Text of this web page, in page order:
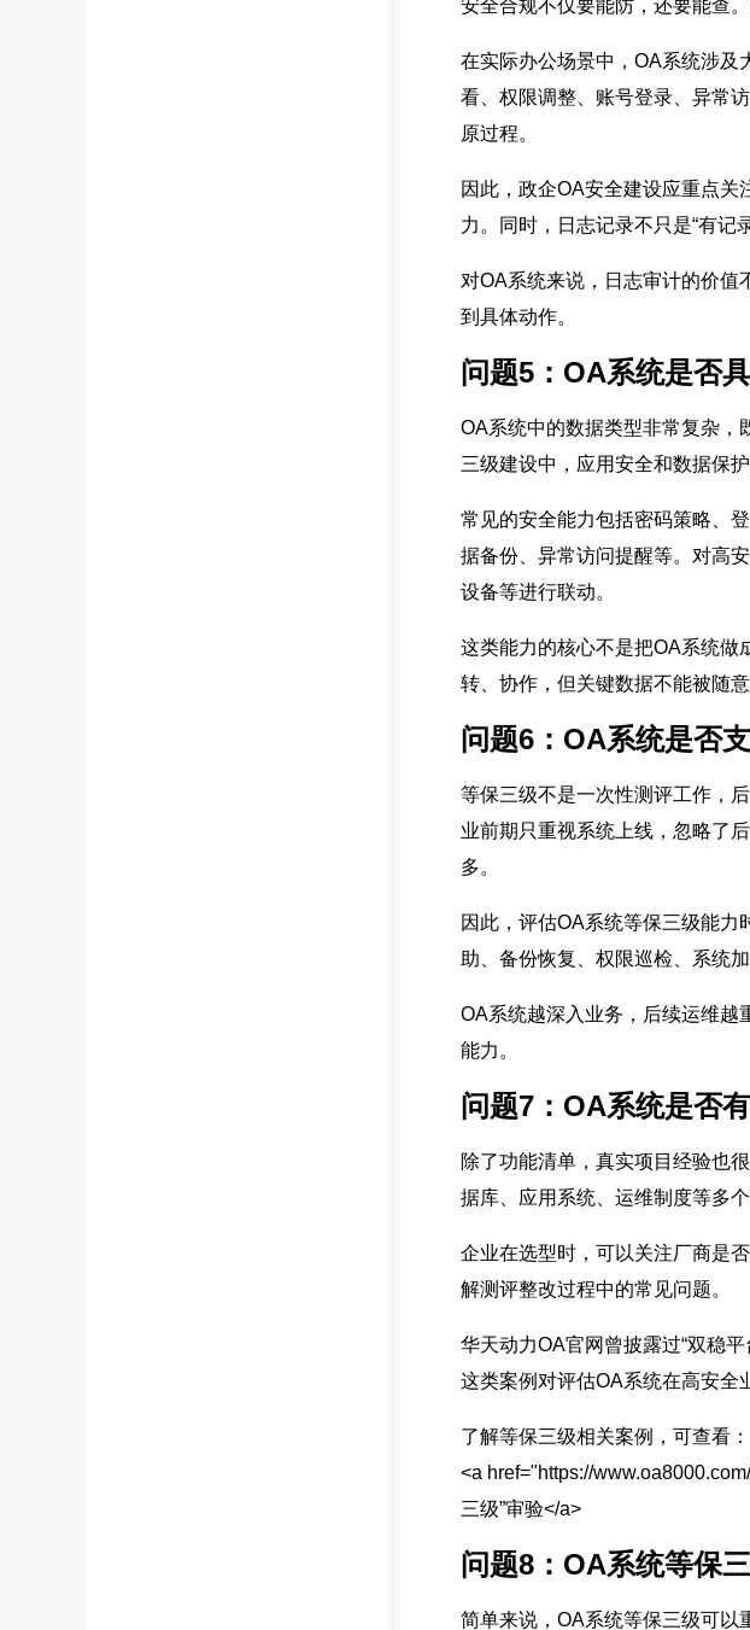
安全合规不仅要能防，还要能查
在实际办公场景中，OA系统涉及
看、权限调整、账号登录、异常
原过程。
因此，政企OA安全建设应重点
力。同时，日志记录不只是“有记
对OA系统来说，日志审计的价值
到具体动作。
问题5：OA系统是否
OA系统中的数据类型非常复杂，
三级建设中，应用安全和数据保
常见的安全能力包括密码策略、
据备份、异常访问提醒等。对高
设备等进行联动。
这类能力的核心不是把OA系统做
转、协作，但关键数据不能被随
问题6：OA系统是否
等保三级不是一次性测评工作，
业前期只重视系统上线，忽略了
多。
因此，评估OA系统等保三级能
助、备份恢复、权限巡检、系统加
OA系统越深入业务，后续运维越
能力。
问题7：OA系统是否
除了功能清单，真实项目经验也
据库、应用系统、运维制度等多
企业在选型时，可以关注厂商是
解测评整改过程中的常见问题。
华天动力OA官网曾披露过“双稳
这类案例对评估OA系统在高安全
了解等保三级相关案例，可查看：
<a href="https://
三级”审验</a>
问题8：OA系统等保
简单来说，OA系统等保三级可以